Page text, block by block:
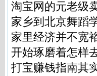
淘宝网的元老级
家乡到北京舞蹈
家里经济并不宽
开始琢磨着怎样
打宝赚钱指南其